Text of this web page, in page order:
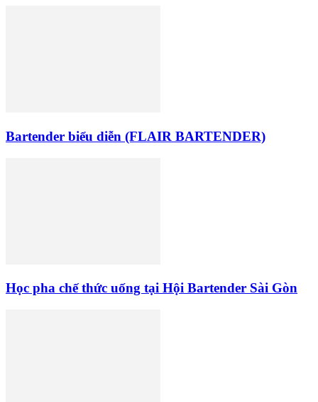
Bartender biểu diễn (FLAIR BARTENDER)
Học pha chế thức uống tại Hội Bartender Sài Gòn